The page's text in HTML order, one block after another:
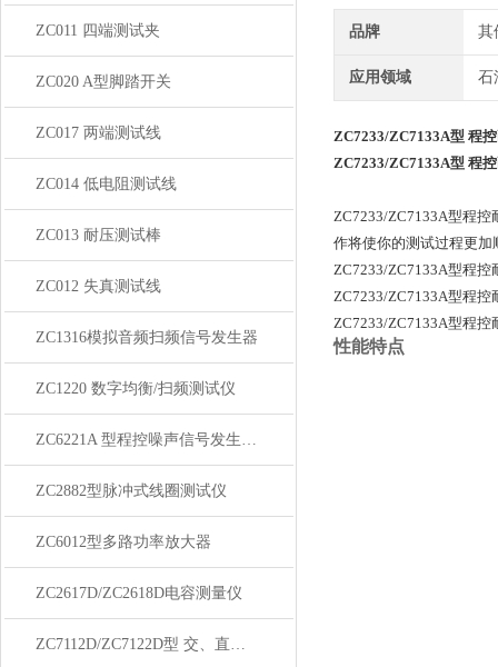
ZC011 四端测试夹
ZC020 A型脚踏开关
ZC017 两端测试线
ZC014 低电阻测试线
ZC013 耐压测试棒
ZC012 失真测试线
ZC1316模拟音频扫频信号发生器
ZC1220 数字均衡/扫频测试仪
ZC6221A 型程控噪声信号发生器/滤波器
ZC2882型脉冲式线圈测试仪
ZC6012型多路功率放大器
ZC2617D/ZC2618D电容测量仪
ZC7112D/ZC7122D型 交、直流耐压绝缘测试仪
品牌 其
应用领域 石
ZC7233/ZC7133A型 程
ZC7233/ZC7133A型 程
ZC7233/ZC7133A型程
作将使你的测试过程更加
ZC7233/ZC7133A型程控
ZC7233/ZC7133A型程控
ZC7233/ZC7133A型程控
性能特点